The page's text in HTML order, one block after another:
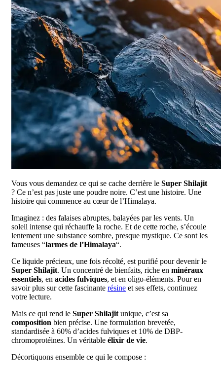
Vous vous demandez ce qui se cache derrière le Super Shilajit
? Ce n’est pas juste une poudre noire. C’est une histoire. Une
histoire qui commence au cœur de l’Himalaya.
Imaginez : des falaises abruptes, balayées par les vents. Un
soleil intense qui réchauffe la roche. Et de cette roche, s’écoule
lentement une substance sombre, presque mystique. Ce sont les
fameuses “larmes de l’Himalaya“.
Ce liquide précieux, une fois récolté, est purifié pour devenir le
Super Shilajit. Un concentré de bienfaits, riche en minéraux
essentiels, en acides fulviques, et en oligo-éléments. Pour en
savoir plus sur cette fascinante résine et ses effets, continuez
votre lecture.
Mais ce qui rend le Super Shilajit unique, c’est sa
composition bien précise. Une formulation brevetée,
standardisée à 60% d’acides fulviques et 10% de DBP-
chromoprotéines. Un véritable élixir de vie.
Décortiquons ensemble ce qui le compose :